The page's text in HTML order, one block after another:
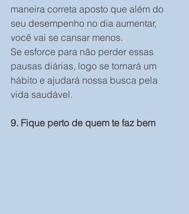
maneira correta aposto que além do
seu desempenho no dia aumentar,
você vai se cansar menos.
Se esforce para não perder essas
pausas diárias, logo se tornará um
hábito e ajudará nossa busca pela
vida saudável.
9. Fique perto de quem te faz bem